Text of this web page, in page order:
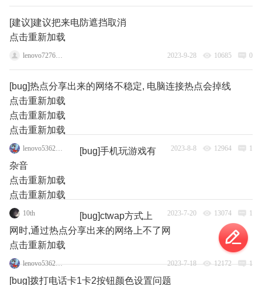
[建议]建议把来电防遮挡取消
点击重新加载
lenovo72767826 2023-9-28 10685 0
[bug]热点分享出来的网络不稳定, 电脑连接热点会掉线
点击重新加载
点击重新加载
点击重新加载
lenovo53629131 2023-8-8 12964 1
[bug]手机玩游戏有
杂音
点击重新加载
点击重新加载
10th 2023-7-20 13074 1
[bug]ctwap方式上
网时,通过热点分享出来的网络上不了网
点击重新加载
lenovo53629131 2023-7-18 12172 1
[bug]拨打电话卡1卡2按钮颜色设置问题